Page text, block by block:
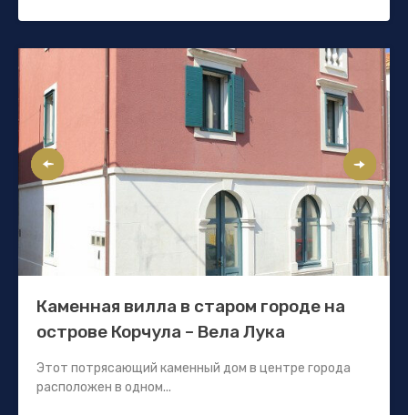
Каменная вилла в старом городе на
острове Корчула – Вела Лука
Этот потрясающий каменный дом в центре города
расположен в одном...